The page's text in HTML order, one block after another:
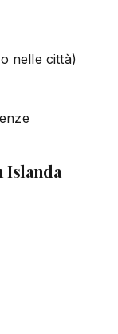
nelle città)